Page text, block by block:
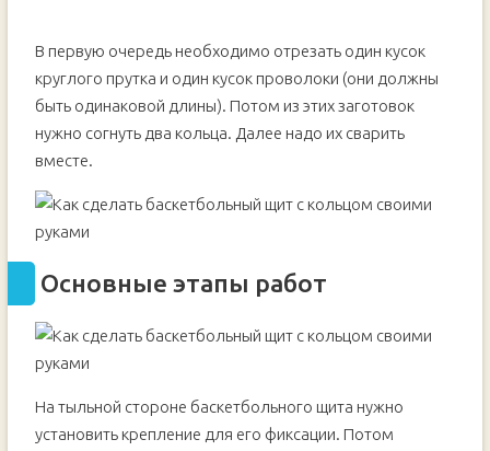
В первую очередь необходимо отрезать один кусок
круглого прутка и один кусок проволоки (они должны
быть одинаковой длины). Потом из этих заготовок
нужно согнуть два кольца. Далее надо их сварить
вместе.
Основные этапы работ
На тыльной стороне баскетбольного щита нужно
установить крепление для его фиксации. Потом